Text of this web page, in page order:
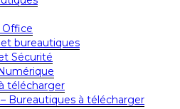
bureautiques
Sécurité
télécharger
Bureautiques à télécharger